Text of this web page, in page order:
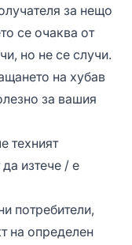
за нещо
се очаква от
но не се случи.
на хубав
за вашия
техният
изтече / е
потребители,
на определен